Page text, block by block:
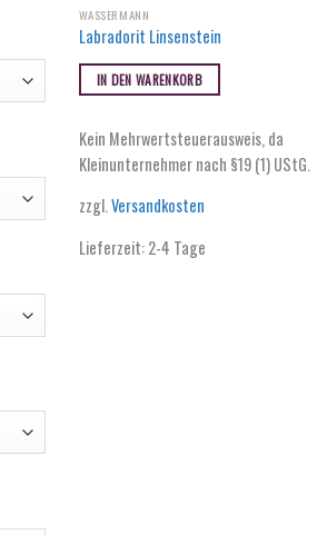
WASSERMANN
Labradorit Linsenstein
IN DEN WARENKORB
Kein Mehrwertsteuerausweis, da
Kleinunternehmer nach §19 (1) UStG.
zzgl.Versandkosten
Lieferzeit:2-4 Tage